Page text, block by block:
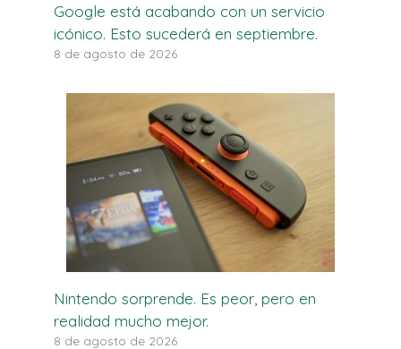
Google está acabando con un servicio
icónico. Esto sucederá en septiembre.
8 de agosto de 2026
Nintendo sorprende. Es peor, pero en
realidad mucho mejor.
8 de agosto de 2026